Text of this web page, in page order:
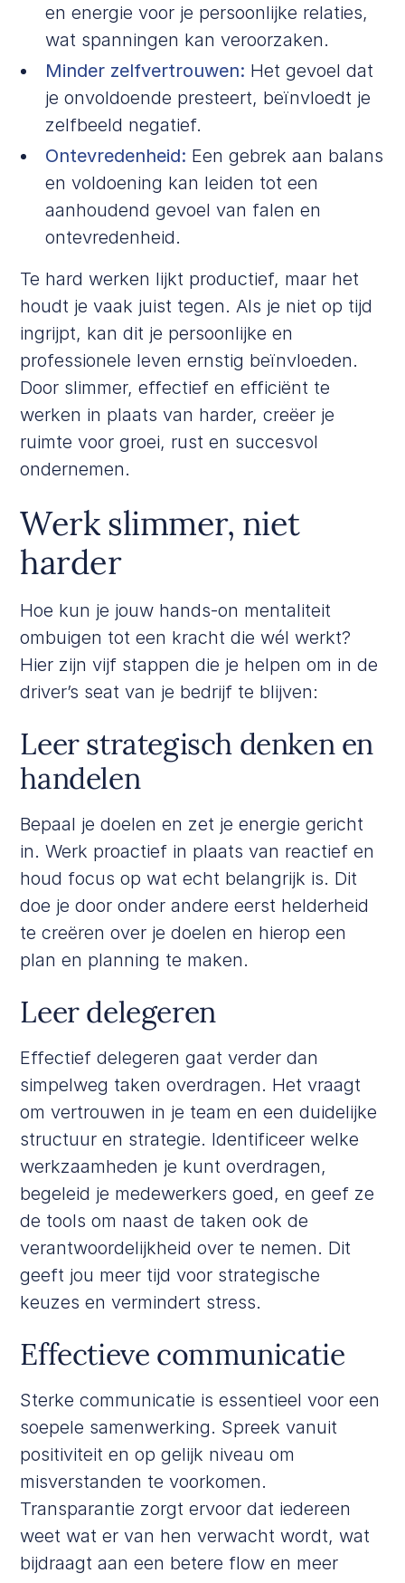
en energie voor je persoonlijke relaties,
wat spanningen kan veroorzaken.
Minder zelfvertrouwen: Het gevoel dat
je onvoldoende presteert, beïnvloedt je
zelfbeeld negatief.
Ontevredenheid: Een gebrek aan balans
en voldoening kan leiden tot een
aanhoudend gevoel van falen en
ontevredenheid.
Te hard werken lijkt productief, maar het
houdt je vaak juist tegen. Als je niet op tijd
ingrijpt, kan dit je persoonlijke en
professionele leven ernstig beïnvloeden.
Door slimmer, effectief en efficiënt te
werken in plaats van harder, creëer je
ruimte voor groei, rust en succesvol
ondernemen.
Werk slimmer, niet
harder
Hoe kun je jouw hands-on mentaliteit
ombuigen tot een kracht die wél werkt?
Hier zijn vijf stappen die je helpen om in de
driver’s seat van je bedrijf te blijven:
Leer strategisch denken en
handelen
Bepaal je doelen en zet je energie gericht
in. Werk proactief in plaats van reactief en
houd focus op wat echt belangrijk is. Dit
doe je door onder andere eerst helderheid
te creëren over je doelen en hierop een
plan en planning te maken.
Leer delegeren
Effectief delegeren gaat verder dan
simpelweg taken overdragen. Het vraagt
om vertrouwen in je team en een duidelijke
structuur en strategie. Identificeer welke
werkzaamheden je kunt overdragen,
begeleid je medewerkers goed, en geef ze
de tools om naast de taken ook de
verantwoordelijkheid over te nemen. Dit
geeft jou meer tijd voor strategische
keuzes en vermindert stress.
Effectieve communicatie
Sterke communicatie is essentieel voor een
soepele samenwerking. Spreek vanuit
positiviteit en op gelijk niveau om
misverstanden te voorkomen.
Transparantie zorgt ervoor dat iedereen
weet wat er van hen verwacht wordt, wat
bijdraagt aan een betere flow en meer